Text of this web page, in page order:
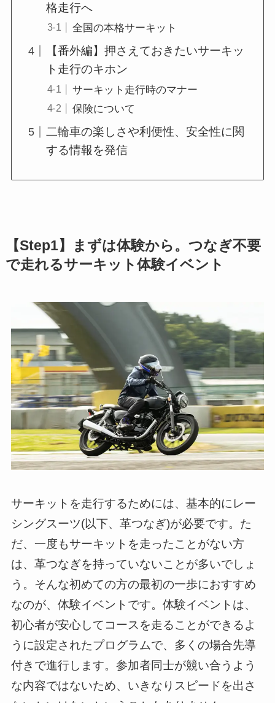
格走行へ
全国の本格サーキット
【番外編】押さえておきたいサーキッ
ト走行のキホン
サーキット走行時のマナー
保険について
二輪車の楽しさや利便性、安全性に関
する情報を発信
【Step1】まずは体験から。つなぎ不要
で走れるサーキット体験イベント
サーキットを走行するためには、基本的にレー
シングスーツ(以下、革つなぎ)が必要です。た
だ、一度もサーキットを走ったことがない方
は、革つなぎを持っていないことが多いでしょ
う。そんな初めての方の最初の一歩におすすめ
なのが、体験イベントです。体験イベントは、
初心者が安心してコースを走ることができるよ
うに設定されたプログラムで、多くの場合先導
付きで進行します。参加者同士が競い合うよう
な内容ではないため、いきなりスピードを出さ